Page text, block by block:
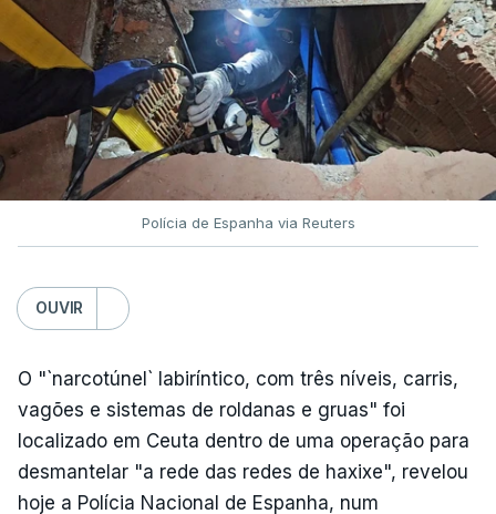
Polícia de Espanha via Reuters
OUVIR
O "`narcotúnel` labiríntico, com três níveis, carris,
vagões e sistemas de roldanas e gruas" foi
localizado em Ceuta dentro de uma operação para
desmantelar "a rede das redes de haxixe", revelou
hoje a Polícia Nacional de Espanha, num